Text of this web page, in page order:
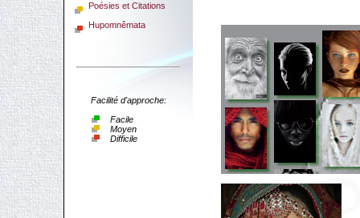
Poésies et Citations
Hupomnêmata
Facilité d'approche:
Facile
Moyen
Difficile